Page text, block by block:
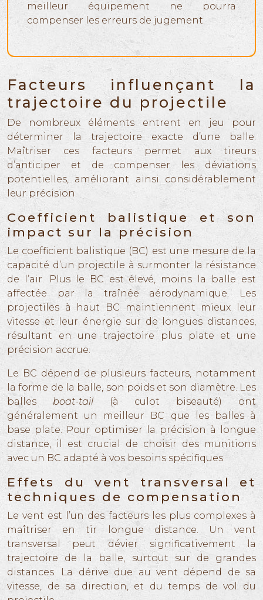
meilleur équipement ne pourra
compenser les erreurs de jugement.
Facteurs influençant la
trajectoire du projectile
De nombreux éléments entrent en jeu pour
déterminer la trajectoire exacte d’une balle.
Maîtriser ces facteurs permet aux tireurs
d’anticiper et de compenser les déviations
potentielles, améliorant ainsi considérablement
leur précision.
Coefficient balistique et son
impact sur la précision
Le coefficient balistique (BC) est une mesure de la
capacité d’un projectile à surmonter la résistance
de l’air. Plus le BC est élevé, moins la balle est
affectée par la traînée aérodynamique. Les
projectiles à haut BC maintiennent mieux leur
vitesse et leur énergie sur de longues distances,
résultant en une trajectoire plus plate et une
précision accrue.
Le BC dépend de plusieurs facteurs, notamment
la forme de la balle, son poids et son diamètre. Les
balles boat-tail
(à culot biseauté) ont
généralement un meilleur BC que les balles à
base plate. Pour optimiser la précision à longue
distance, il est crucial de choisir des munitions
avec un BC adapté à vos besoins spécifiques.
Effets du vent transversal et
techniques de compensation
Le vent est l’un des facteurs les plus complexes à
maîtriser en tir longue distance. Un vent
transversal peut dévier significativement la
trajectoire de la balle, surtout sur de grandes
distances. La dérive due au vent dépend de sa
vitesse, de sa direction, et du temps de vol du